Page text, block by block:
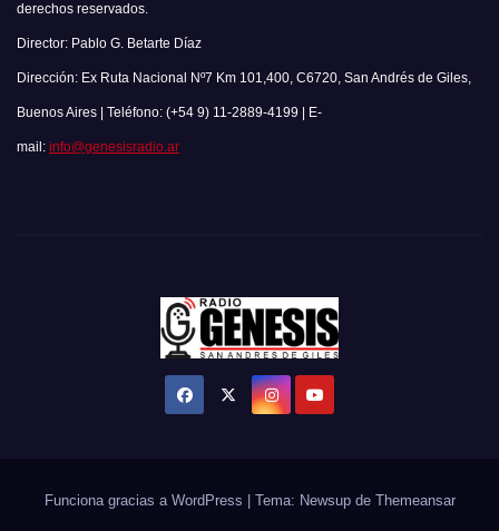
derechos reservados.
Director: Pablo G. Betarte Díaz
Dirección: Ex Ruta Nacional Nº7 Km 101,400, C6720, San Andrés de Giles,
Buenos Aires | Teléfono: (+54 9) 11-2889-4199 | E-
mail: info@genesisradio.ar
Funciona gracias a WordPress | Tema: Newsup de Themeansar